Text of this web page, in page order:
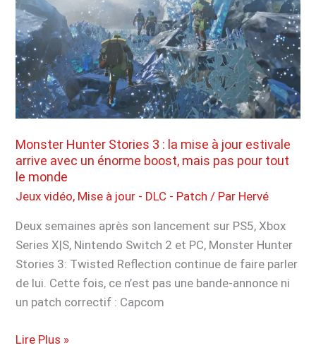
patch
1.01.00
est
disponible,
et
c’est
du
lourd
Monster Hunter Stories 3 : la mise à jour estivale
arrive avec un énorme boost, mais pas pour tout
le monde
Jeux vidéo, Mise à jour - DLC - Patch / Par Hervé
Deux semaines après son lancement sur PS5, Xbox
Series X|S, Nintendo Switch 2 et PC, Monster Hunter
Stories 3: Twisted Reflection continue de faire parler
de lui. Cette fois, ce n’est pas une bande-annonce ni
un patch correctif : Capcom
Monster
Lire Plus »